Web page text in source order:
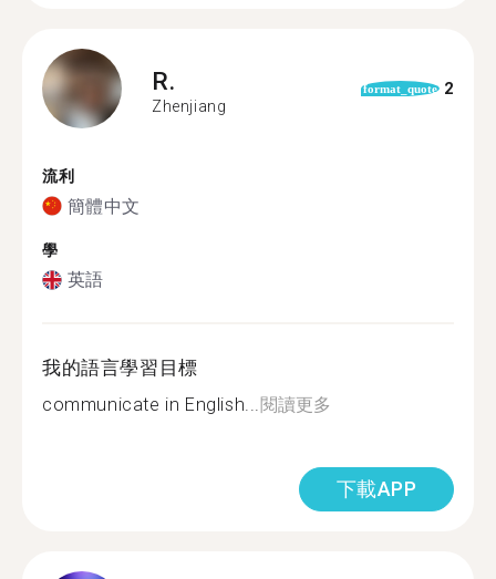
R.
Zhenjiang
format_quote 2
流利
簡體中文
學
英語
我的語言學習目標
communicate in English...閱讀更多
下載APP